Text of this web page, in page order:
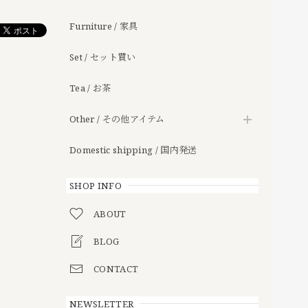
Furniture / 家具
Set / セット買い
Tea / お茶
Other / その他アイテム
Domestic shipping / 国内発送
SHOP INFO
ABOUT
BLOG
CONTACT
NEWSLETTER